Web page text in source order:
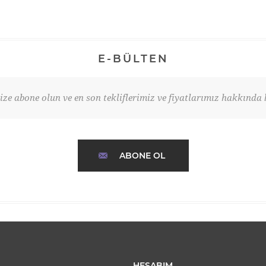
E-BÜLTEN
abone olun ve en son tekliflerimiz ve fiyatlarımız hakkında
ABONE OL